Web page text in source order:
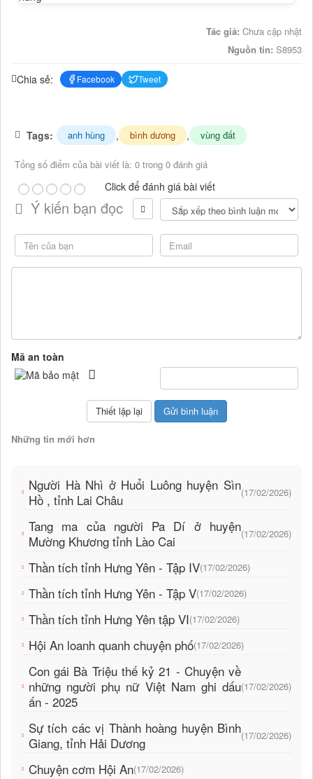
Tác giả: Chưa cập nhật
Nguồn tin: S8953
Chia sẻ: Facebook Tweet
Tags: anh hùng , bình dương , vùng đất
Tổng số điểm của bài viết là: 0 trong 0 đánh giá
Click để đánh giá bài viết
Ý kiến bạn đọc
Mã an toàn
Những tin mới hơn
Người Hà Nhì ở Huổi Luông huyện Sìn
Hồ , tỉnh Lai Châu
(17/02/2026)
Tang ma của người Pa Dí ở huyện
Mường Khương tỉnh Lào Cai
(17/02/2026)
Thần tích tỉnh Hưng Yên - Tập IV(17/02/2026)
Thần tích tỉnh Hưng Yên - Tập V(17/02/2026)
Thần tích tỉnh Hưng Yên tập VI(17/02/2026)
Hội An loanh quanh chuyện phố(17/02/2026)
Con gái Bà Triệu thế kỷ 21 - Chuyện về
những người phụ nữ Việt Nam ghi dấu
ấn - 2025
(17/02/2026)
Sự tích các vị Thành hoàng huyện Bình
Giang, tỉnh Hải Dương
(17/02/2026)
Chuyện cơm Hội An(17/02/2026)